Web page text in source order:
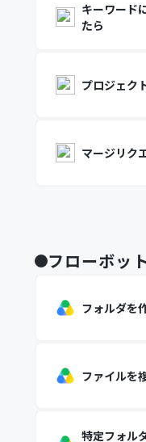
キーワード
たら
プロジェク
マージリク
フローボッ
フォルダを
ファイルを
特定フォル